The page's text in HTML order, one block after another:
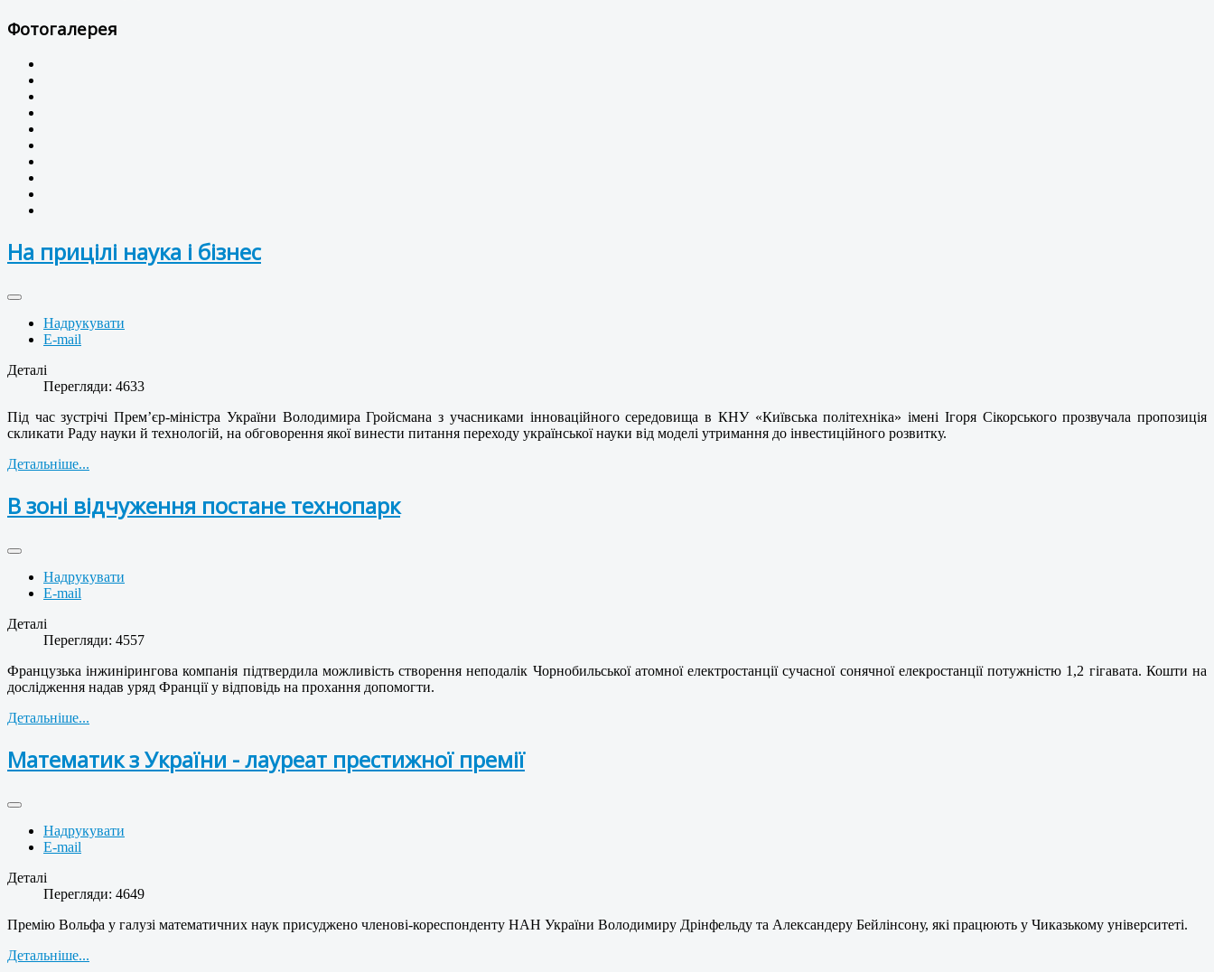
Фотогалерея
На прицілі наука і бізнес
Надрукувати
E-mail
Деталі
Перегляди: 4633
Під час зустрічі Прем’єр-міністра України Володимира Гройсмана з учасниками інноваційного середовища в КНУ «Київська політехніка» імені Ігоря Сікорського прозвучала пропозиція
скликати Раду науки й технологій, на обговорення якої винести питання переходу української науки від моделі утримання до інвестиційного розвитку.
Детальніше...
В зоні відчуження постане технопарк
Надрукувати
E-mail
Деталі
Перегляди: 4557
Французька інжинірингова компанія підтвердила можливість створення неподалік Чорнобильської атомної електростанції сучасної сонячної елекростанції потужністю 1,2 гігавата. Кошти на
дослідження надав уряд Франції у відповідь на прохання допомогти.
Детальніше...
Математик з України - лауреат престижної премії
Надрукувати
E-mail
Деталі
Перегляди: 4649
Премію Вольфа у галузі математичних наук присуджено членові-кореспонденту НАН України Володимиру Дрінфельду та Александеру Бейлінсону, які працюють у Чиказькому університеті.
Детальніше...